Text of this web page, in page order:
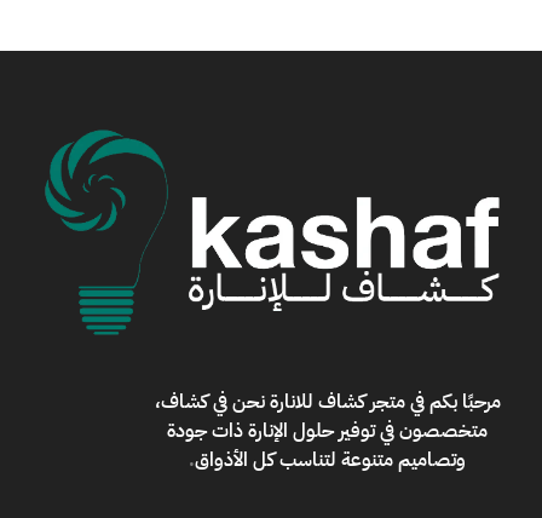
مرحبًا بكم فيمتجر كشاف للانارةنحن في كشاف،
متخصصون في توفير حلول الإنارة ذات جودة
وتصاميم متنوعة لتناسب كل الأذواق.